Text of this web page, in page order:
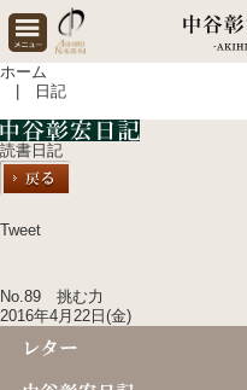
ホーム
| 日記
読書日記
Tweet
No.89 挑む力
2016年4月22日(金)